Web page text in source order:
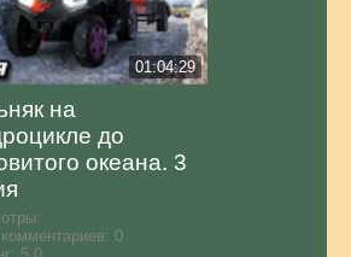
01:04:29
на
до
океана. 3
0